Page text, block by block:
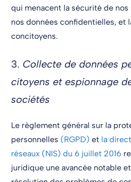
qui menacent la sécurité de
nos données confidentielles, et
concitoyens.
3. Collecte de données
citoyens et espionnage
sociétés
Le règlement général sur la
personnelles (RGPD)et la
réseaux (NIS) du 6 juillet 2016
juridique une avancée notable